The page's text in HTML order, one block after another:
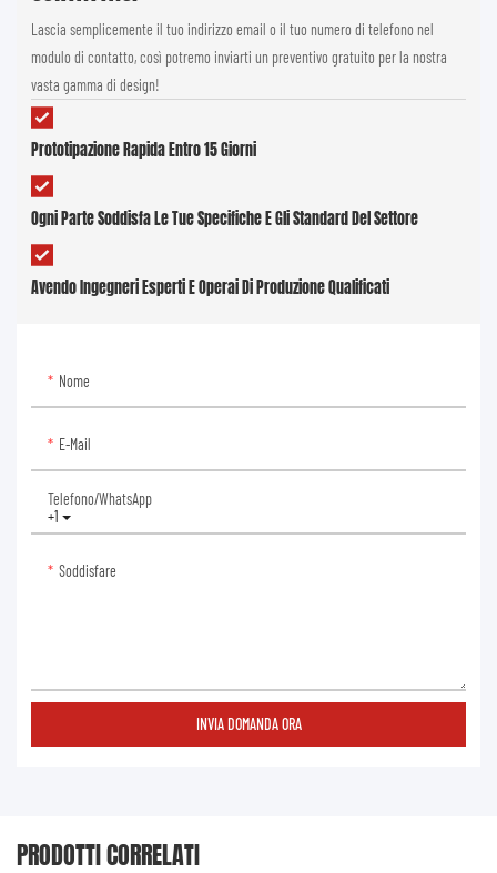
Lascia semplicemente il tuo indirizzo email o il tuo numero di telefono nel
modulo di contatto, così potremo inviarti un preventivo gratuito per la nostra
vasta gamma di design!
Prototipazione Rapida Entro 15 Giorni
Ogni Parte Soddisfa Le Tue Specifiche E Gli Standard Del Settore
Avendo Ingegneri Esperti E Operai Di Produzione Qualificati
Nome
E-Mail
+1
Telefono/WhatsApp
Soddisfare
INVIA DOMANDA ORA
PRODOTTI CORRELATI